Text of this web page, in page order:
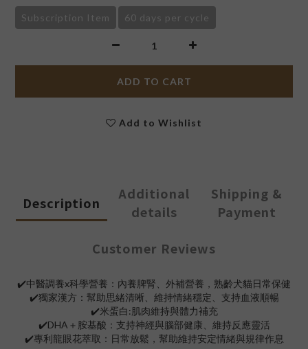
Subscription Item 60 days per cycle
ADD TO CART
Add to Wishlist
Description
Additional
details
Shipping &
Payment
Customer Reviews
✔️中醫調養x科學營養：內養脾腎、外補營養，熟齡犬貓日常保健
✔️獨家漢方：幫助思緒清晰、維持情緒穩定、支持血液順暢
✔️米蛋白:肌肉維持與體力補充
✔️DHA＋胺基酸：支持神經與腦部健康、維持反應靈活
✔️專利龍眼花萃取：日常放鬆，幫助維持安定情緒與規律作息